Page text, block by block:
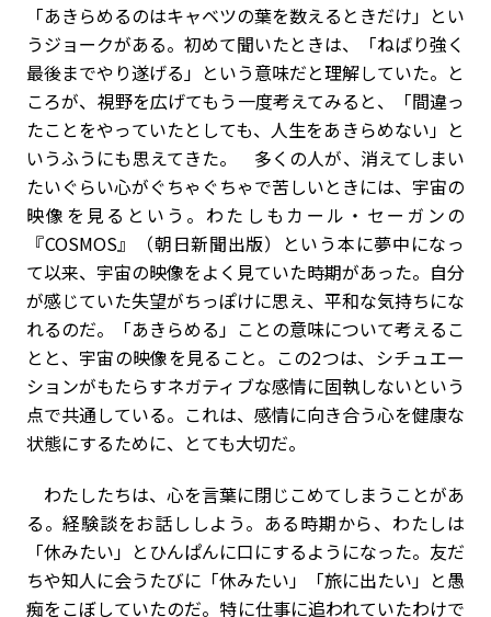
「あきらめるのはキャベツの葉を数えるときだけ」とい
うジョークがある。初めて聞いたときは、「ねばり強く
最後までやり遂げる」という意味だと理解していた。と
ころが、視野を広げてもう一度考えてみると、「間違っ
たことをやっていたとしても、人生をあきらめない」と
いうふうにも思えてきた。 多くの人が、消えてしまい
たいぐらい心がぐちゃぐちゃで苦しいときには、宇宙の
映像を見るという。わたしもカール・セーガンの
『COSMOS』（朝日新聞出版）という本に夢中になっ
て以来、宇宙の映像をよく見ていた時期があった。自分
が感じていた失望がちっぽけに思え、平和な気持ちにな
れるのだ。「あきらめる」ことの意味について考えるこ
とと、宇宙の映像を見ること。この2つは、シチュエー
ションがもたらすネガティブな感情に固執しないという
点で共通している。これは、感情に向き合う心を健康な
状態にするために、とても大切だ。
わたしたちは、心を言葉に閉じこめてしまうことがあ
る。経験談をお話ししよう。ある時期から、わたしは
「休みたい」とひんぱんに口にするようになった。友だ
ちや知人に会うたびに「休みたい」「旅に出たい」と愚
痴をこぼしていたのだ。特に仕事に追われていたわけで